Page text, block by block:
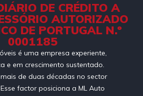
DE CRÉDITO A
AUTORIZADO
DE PORTUGAL N.º
0001185
é uma empresa experiente,
e em crescimento sustentado.
de duas décadas no sector
factor posiciona a ML Auto